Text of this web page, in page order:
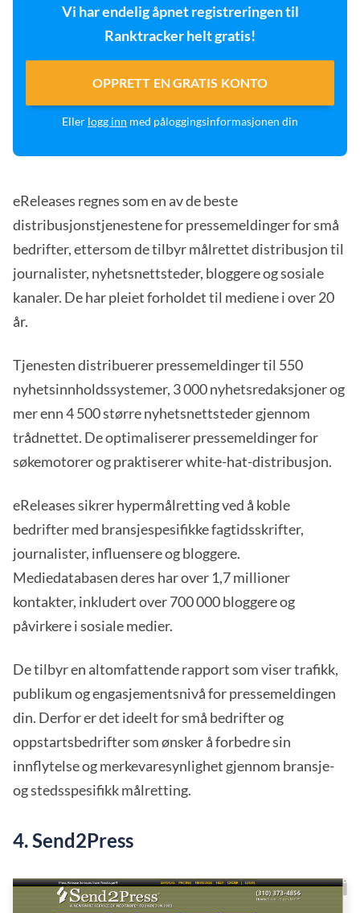
Vi har endelig åpnet registreringen til
Ranktracker helt gratis!
OPPRETT EN GRATIS KONTO
Eller logg inn med påloggingsinformasjonen din
eReleases regnes som en av de beste
distribusjonstjenestene for pressemeldinger for små
bedrifter, ettersom de tilbyr målrettet distribusjon til
journalister, nyhetsnettsteder, bloggere og sosiale
kanaler. De har pleiet forholdet til mediene i over 20
år.
Tjenesten distribuerer pressemeldinger til 550
nyhetsinnholdssystemer, 3 000 nyhetsredaksjoner og
mer enn 4 500 større nyhetsnettsteder gjennom
trådnettet. De optimaliserer pressemeldinger for
søkemotorer og praktiserer white-hat-distribusjon.
eReleases sikrer hypermålretting ved å koble
bedrifter med bransjespesifikke fagtidsskrifter,
journalister, influensere og bloggere.
Mediedatabasen deres har over 1,7 millioner
kontakter, inkludert over 700 000 bloggere og
påvirkere i sosiale medier.
De tilbyr en altomfattende rapport som viser trafikk,
publikum og engasjementsnivå for pressemeldingen
din. Derfor er det ideelt for små bedrifter og
oppstartsbedrifter som ønsker å forbedre sin
innflytelse og merkevaresynlighet gjennom bransje-
og stedsspesifikk målretting.
4. Send2Press